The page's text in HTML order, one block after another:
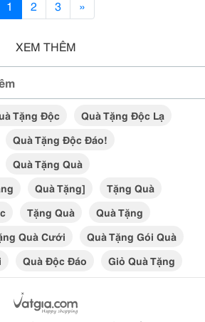
1 2 3 »
XEM THÊM
Tặng Độc
Quà Tặng Độc Lạ
Quà Tặng Độc Đáo!
Quà Tặng Quà
Quà Tặng]
Tặng Quà
Tặng Quà
Quà Tặng
Quà Cưới
Quà Tặng Gói Quà
Quà Độc Đáo Giỏ Quà Tặng